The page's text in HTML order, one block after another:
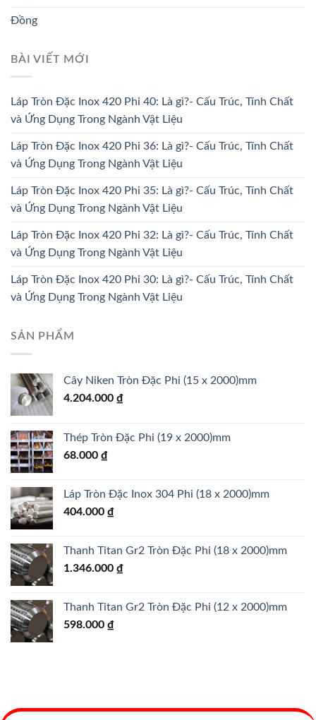
Đồng
BÀI VIẾT MỚI
Láp Tròn Đặc Inox 420 Phi 40: Là gì?- Cấu Trúc, Tính Chất
và Ứng Dụng Trong Ngành Vật Liệu
Láp Tròn Đặc Inox 420 Phi 36: Là gì?- Cấu Trúc, Tính Chất
và Ứng Dụng Trong Ngành Vật Liệu
Láp Tròn Đặc Inox 420 Phi 35: Là gì?- Cấu Trúc, Tính Chất
và Ứng Dụng Trong Ngành Vật Liệu
Láp Tròn Đặc Inox 420 Phi 32: Là gì?- Cấu Trúc, Tính Chất
và Ứng Dụng Trong Ngành Vật Liệu
Láp Tròn Đặc Inox 420 Phi 30: Là gì?- Cấu Trúc, Tính Chất
và Ứng Dụng Trong Ngành Vật Liệu
SẢN PHẨM
Cây Niken Tròn Đặc Phi (15 x 2000)mm
4.204.000 ₫
Thép Tròn Đặc Phi (19 x 2000)mm
68.000 ₫
Láp Tròn Đặc Inox 304 Phi (18 x 2000)mm
404.000 ₫
Thanh Titan Gr2 Tròn Đặc Phi (18 x 2000)mm
1.346.000 ₫
Thanh Titan Gr2 Tròn Đặc Phi (12 x 2000)mm
598.000 ₫